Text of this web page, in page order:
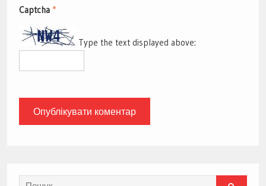
Captcha *
Type the text displayed above:
Search